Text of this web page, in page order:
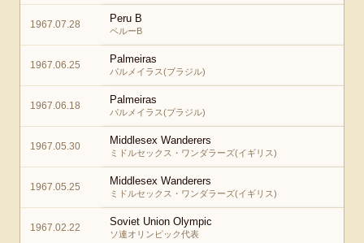
1967.07.28 Peru B
ペルーB
1967.06.25 Palmeiras
パルメイラス(ブラジル)
1967.06.18 Palmeiras
パルメイラス(ブラジル)
1967.05.30 Middlesex Wanderers
ミドルセックス・ワンダラーズ(イギリス)
1967.05.25 Middlesex Wanderers
ミドルセックス・ワンダラーズ(イギリス)
1967.02.22 Soviet Union Olympic
ソ連オリンピック代表